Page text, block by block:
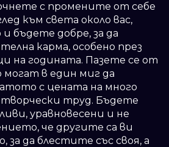
с промените от себе
към света около вас,
бъдете добре, за да
карма, особено през
на годината. Пазете се от
в един миг да
с цената на много
труд. Бъдете
уравновесени и не
че другите са ви
за да блестите със своя, а